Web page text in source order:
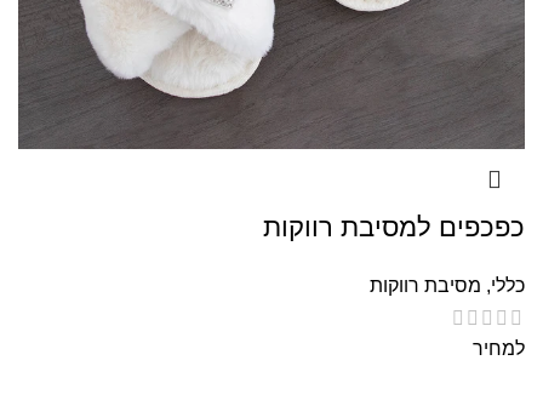
כפכפים למסיבת רווקות
כללי, מסיבת רווקות
למחיר